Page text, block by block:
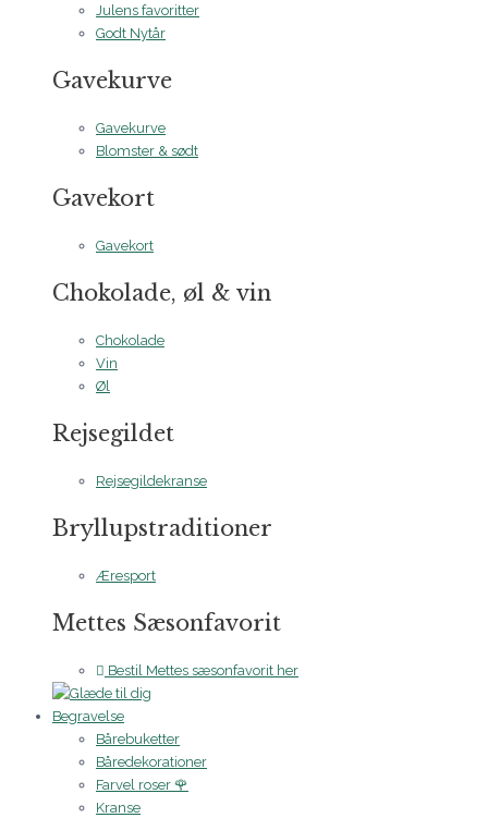
Julens favoritter
Godt Nytår
Gavekurve
Gavekurve
Blomster & sødt
Gavekort
Gavekort
Chokolade, øl & vin
Chokolade
Vin
Øl
Rejsegildet
Rejsegildekranse
Bryllupstraditioner
Æresport
Mettes Sæsonfavorit
Bestil Mettes sæsonfavorit her
Begravelse
Bårebuketter
Båredekorationer
Farvel roser 🌹
Kranse